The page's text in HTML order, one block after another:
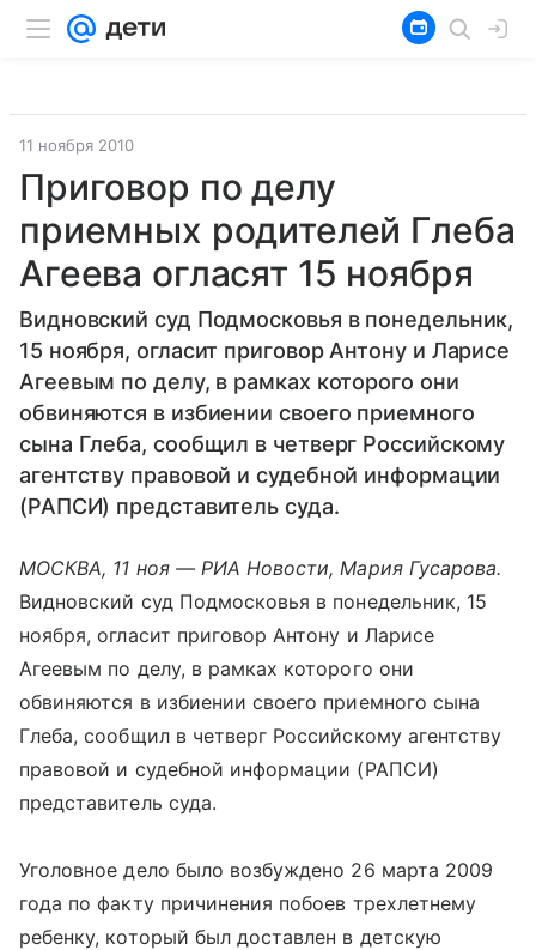
11 ноября 2010
Приговор по делу
приемных родителей Глеба
Агеева огласят 15 ноября
Видновский суд Подмосковья в понедельник,
15 ноября, огласит приговор Антону и Ларисе
Агеевым по делу, в рамках которого они
обвиняются в избиении своего приемного
сына Глеба, сообщил в четверг Российскому
агентству правовой и судебной информации
(РАПСИ) представитель суда.
МОСКВА, 11 ноя — РИА Новости, Мария Гусарова.
Видновский суд Подмосковья в понедельник, 15
ноября, огласит приговор Антону и Ларисе
Агеевым по делу, в рамках которого они
обвиняются в избиении своего приемного сына
Глеба, сообщил в четверг Российскому агентству
правовой и судебной информации (РАПСИ)
представитель суда.
Уголовное дело было возбуждено 26 марта 2009
года по факту причинения побоев трехлетнему
ребенку, который был доставлен в детскую